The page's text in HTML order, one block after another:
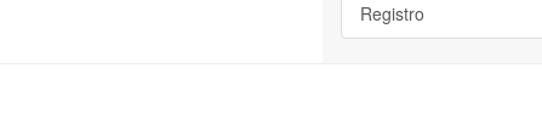
Registro